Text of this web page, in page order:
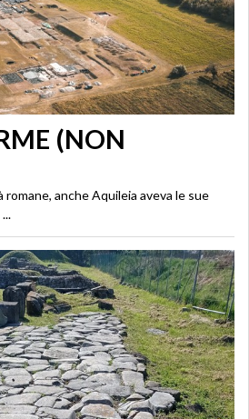
(NON
anche Aquileia aveva le sue